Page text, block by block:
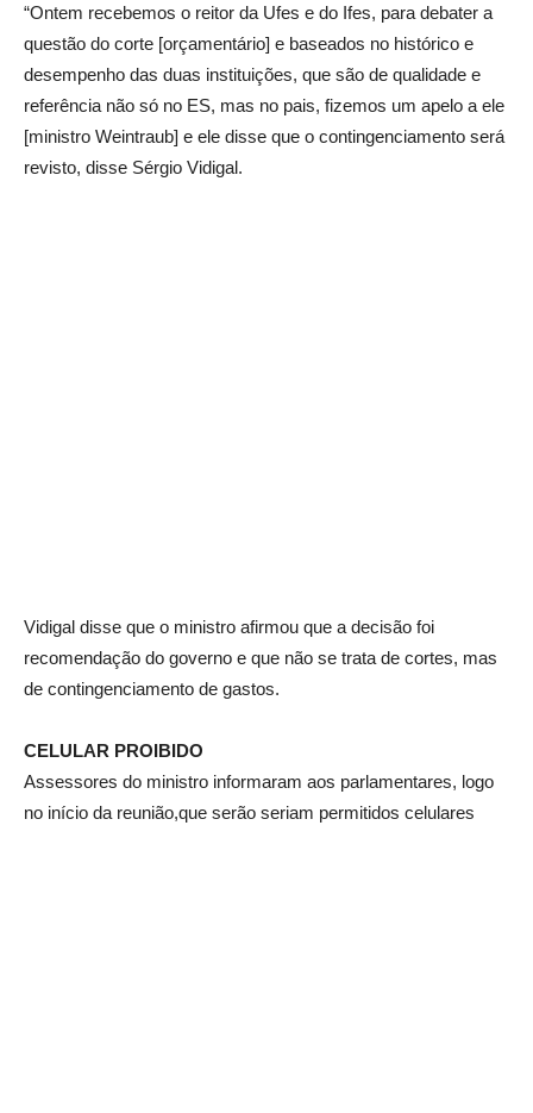
“Ontem recebemos o reitor da Ufes e do Ifes, para debater a
questão do corte [orçamentário] e baseados no histórico e
desempenho das duas instituições, que são de qualidade e
referência não só no ES, mas no pais, fizemos um apelo a ele
[ministro Weintraub] e ele disse que o contingenciamento será
revisto, disse Sérgio Vidigal.
Vidigal disse que o ministro afirmou que a decisão foi
recomendação do governo e que não se trata de cortes, mas
de contingenciamento de gastos.
CELULAR PROIBIDO
Assessores do ministro informaram aos parlamentares, logo
no início da reunião,que serão seriam permitidos celulares